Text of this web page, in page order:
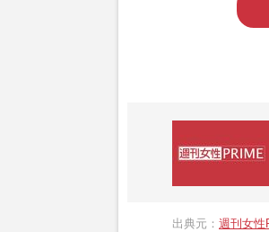
出典元： 週刊女性